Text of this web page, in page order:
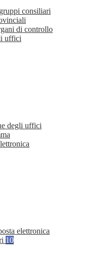
consiliari
di controllo
uffici
degli uffici
elettronica
10